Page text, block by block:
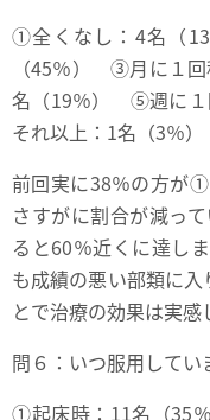
①全くなし：4名（
（45％） ③月に１
名（19％） ⑤週に
それ以上：1名（3％）
前回実に38％の方が
さすがに割合が減っ
ると60％近くに達し
も成績の悪い部類に
とで治療の効果は実感
問６：いつ服用してい
①起床時：11名（